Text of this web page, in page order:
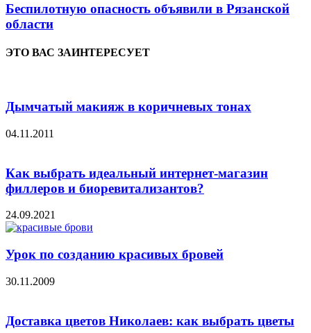
Беспилотную опасность объявили в Рязанской
области
ЭТО ВАС ЗАИНТЕРЕСУЕТ
Дымчатый макияж в коричневых тонах
04.11.2011
Как выбрать идеальный интернет-магазин
филлеров и биоревитализантов?
24.09.2021
Урок по созданию красивых бровей
30.11.2009
Доставка цветов Николаев: как выбрать цветы